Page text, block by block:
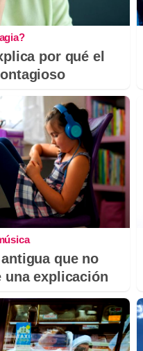
por qué el
que no
una explicación